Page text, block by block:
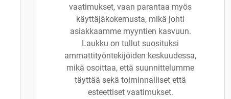
vaatimukset, vaan parantaa myös
käyttäjäkokemusta, mikä johti
asiakkaamme myyntien kasvuun.
Laukku on tullut suosituksi
ammattityöntekijöiden keskuudessa,
mikä osoittaa, että suunnittelumme
täyttää sekä toiminnalliset että
esteettiset vaatimukset.